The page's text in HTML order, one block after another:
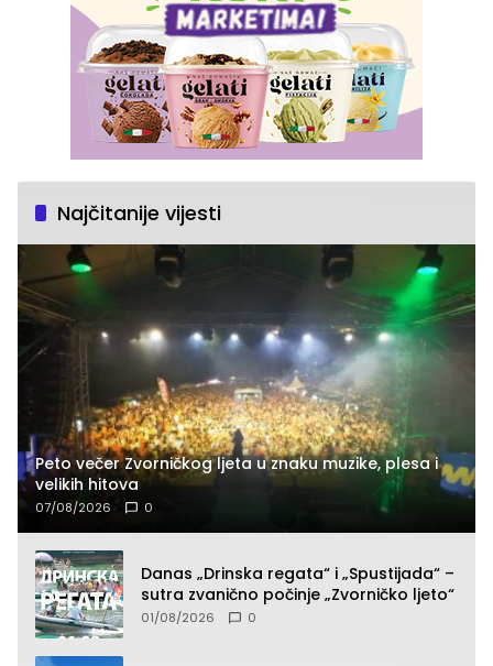
Najčitanije vijesti
Peto večer Zvorničkog ljeta u znaku muzike, plesa i
velikih hitova
07/08/2026 0
Danas „Drinska regata“ i „Spustijada“ –
sutra zvanično počinje „Zvorničko ljeto“
01/08/2026 0